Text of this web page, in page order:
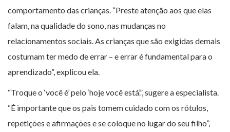
comportamento das crianças. “Preste atenção aos que elas
falam, na qualidade do sono, nas mudanças no
relacionamentos sociais. As crianças que são exigidas demais
costumam ter medo de errar – e errar é fundamental para o
aprendizado”, explicou ela.
“Troque o ‘você é’ pelo ‘hoje você está’.”, sugere a especialista.
“É importante que os pais tomem cuidado com os rótulos,
repetições e afirmações e se coloque no lugar do seu filho”,